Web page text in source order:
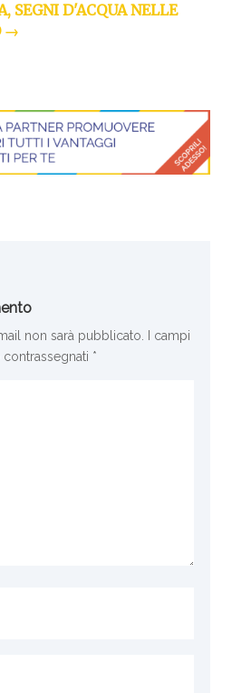
SEGNI D'ACQUA NELLE
→
non sarà pubblicato.
I campi
*